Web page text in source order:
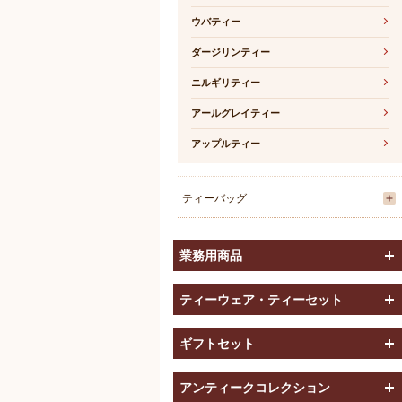
ウバティー
ダージリンティー
ニルギリティー
アールグレイティー
アップルティー
ティーバッグ
業務用商品
ティーウェア・ティーセット
ギフトセット
アンティークコレクション